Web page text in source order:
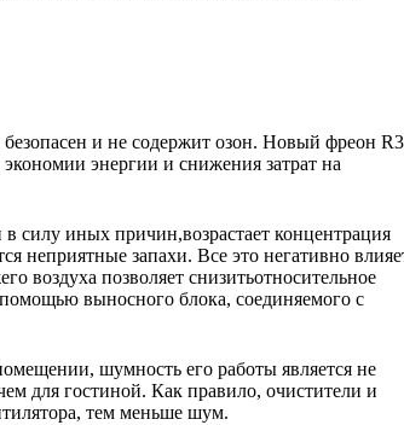
и не содержит озон. Новый фреон
энергии и снижения затрат на
силу иных причин,возрастает концентрация
неприятные запахи. Все это негативно
воздуха позволяет снизитьотносительное
выносного блока, соединяемого с
шумность его работы является не
для гостиной. Как правило, очистители и
тем меньше шум.